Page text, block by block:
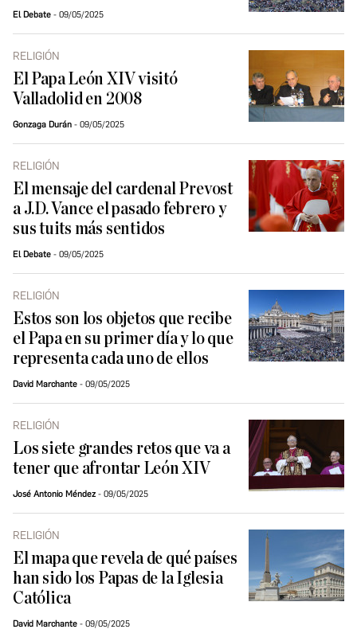
El Debate 09/05/2025
RELIGIÓN
El Papa León XIV visitó
Valladolid en 2008
Gonzaga Durán 09/05/2025
RELIGIÓN
El mensaje del cardenal Prevost
a J.D. Vance el pasado febrero y
sus tuits más sentidos
El Debate 09/05/2025
RELIGIÓN
Estos son los objetos que recibe
el Papa en su primer día y lo que
representa cada uno de ellos
David Marchante 09/05/2025
RELIGIÓN
Los siete grandes retos que va a
tener que afrontar León XIV
José Antonio Méndez 09/05/2025
RELIGIÓN
El mapa que revela de qué países
han sido los Papas de la Iglesia
Católica
David Marchante 09/05/2025